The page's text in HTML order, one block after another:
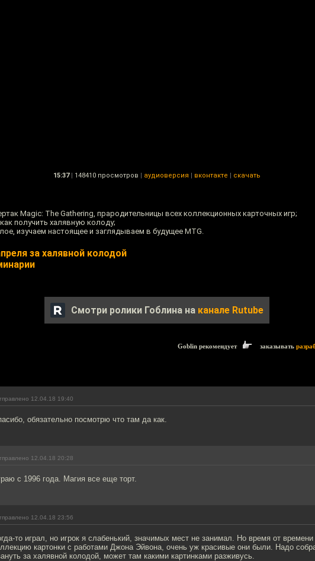
15:37 | 148410 просмотров | аудиоверсия | вконтакте | скачать
Magic: The Gathering, прародительницы всех коллекционных карточных игр;
получить халявную колоду;
изучаем настоящее и заглядываем в будущее MTG.
за халявной колодой
Смотри ролики Гоблина на канале Rutube
Goblin рекомендует заказывать
12.04.18 19:40
обязательно посмотрю что там да как.
12.04.18 20:28
с 1996 года. Магия все еще торт.
12.04.18 23:56
то играл, но игрок я слабенький, значимых мест не занимал. Но время от
картонки с работами Джона Эйвона, очень уж красивые они были. Надо
за халявной колодой, может там какими картинками разживусь.